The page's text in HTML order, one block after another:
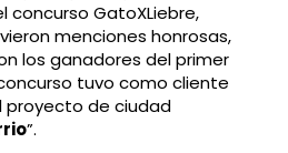
concurso GatoXLiebre,
menciones honrosas,
los ganadores del primer
tuvo como cliente
proyecto de ciudad
”.